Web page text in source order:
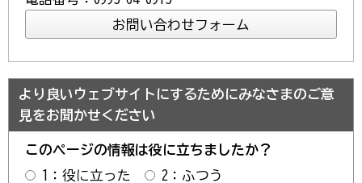
より良いウェブサイトにするためにみなさまのご意
見をお聞かせください
このページの情報は役に立ちましたか？
1：役に立った
2：ふつう